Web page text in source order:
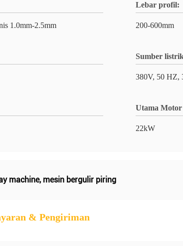
1.0mm-2.5mm
Lebar profil:
200-600mm
Sumber
380V, 50 HZ,
Utama
22kW
machine, mesin bergulir piring
& Pengiriman